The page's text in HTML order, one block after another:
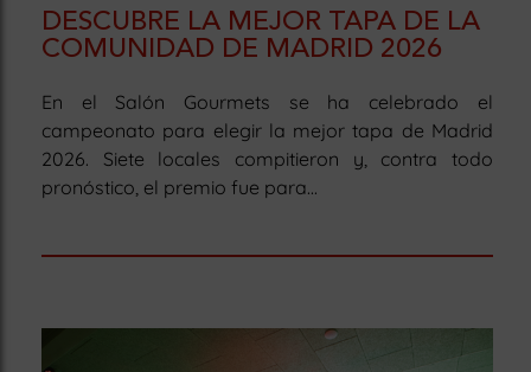
DESCUBRE LA MEJOR TAPA DE LA
COMUNIDAD DE MADRID 2026
En el Salón Gourmets se ha celebrado el
campeonato para elegir la mejor tapa de Madrid
2026. Siete locales compitieron y, contra todo
pronóstico, el premio fue para...